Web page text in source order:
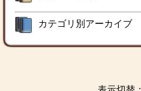
カテゴリ別アーカイブ